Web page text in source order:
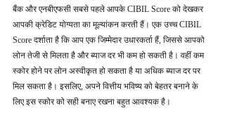
बैंक और एनबीएफसी सबसे पहले आपके CIBIL Score को देखकर
आपकी क्रेडिट योग्यता का मूल्यांकन करती हैं। एक उच्च CIBIL
Score दर्शाता है कि आप एक जिम्मेदार उधारकर्ता हैं, जिससे आपको
लोन तेजी से मिलता है और ब्याज दर भी कम हो सकती है। वहीं कम
स्कोर होने पर लोन अस्वीकृत हो सकता है या अधिक ब्याज दर पर
मिल सकता है। इसलिए, अपने वित्तीय भविष्य को बेहतर बनाने के
लिए इस स्कोर को सही बनाए रखना बहुत आवश्यक है।